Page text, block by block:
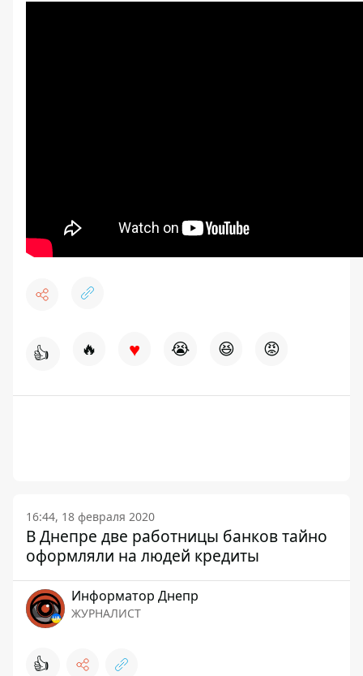
👍 🔥 ♥ 😭 😆 😡
16:44, 18 февраля 2020
В Днепре две работницы банков тайно
оформляли на людей кредиты
Информатор Днепр
ЖУРНАЛИСТ
👍